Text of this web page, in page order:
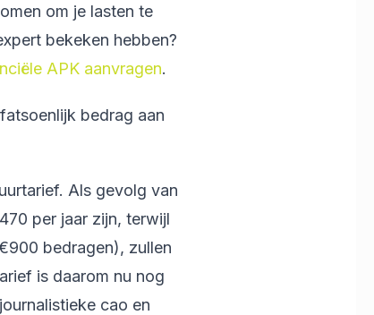
om je lasten te
bekeken hebben?
APK aanvragen.
bedrag aan
Als gevolg van
per jaar zijn, terwijl
bedragen), zullen
is daarom nu nog
cao en